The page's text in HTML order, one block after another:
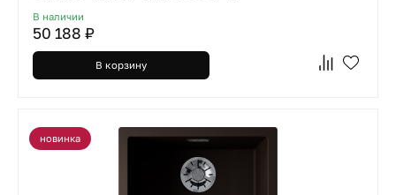
В наличии
50 188 ₽
В корзину
новинка